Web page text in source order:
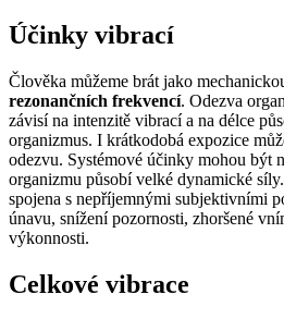
Účinky vibrací
Člověka můžeme brát jako
rezonančních frekvencí. Odezva
závisí na intenzitě vibrací a na délce
organizmus. I krátkodobá expozice
odezvu. Systémové účinky mohou být
organizmu působí velké dynamické
spojena s nepříjemnými subjektivními
únavu, snížení pozornosti, zhoršené
výkonnosti.
Celkové vibrace